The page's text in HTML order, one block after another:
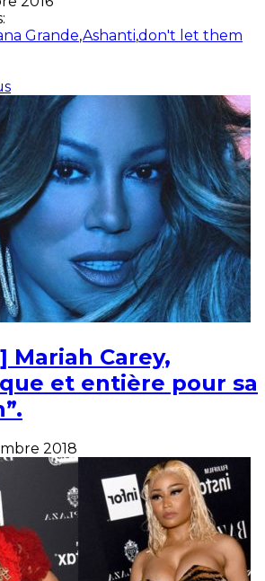
Grande,Ashanti,don't let them
Mariah Carey,
et entière pour sa
2018